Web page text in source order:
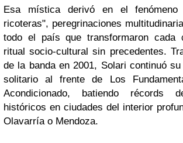
Esa mística derivó en el
ricoteras", peregrinaciones
todo el país que transformaron cada
ritual socio-cultural sin precedentes.
de la banda en 2001, Solari continuó
solitario al frente de Los
Acondicionado, batiendo récords
históricos en ciudades del interior
Olavarría o Mendoza.